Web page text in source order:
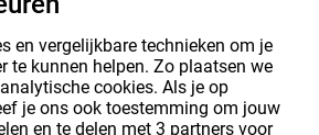
| Nieuws | Partners | Werken bij Belsimpel |
Impressum | Algemene voorwaarden |
en vergelijkbare technieken om je
te kunnen helpen. Zo plaatsen we
cookies. Als je op
je ons ook toestemming om jouw
en te delen met 3 partners voor